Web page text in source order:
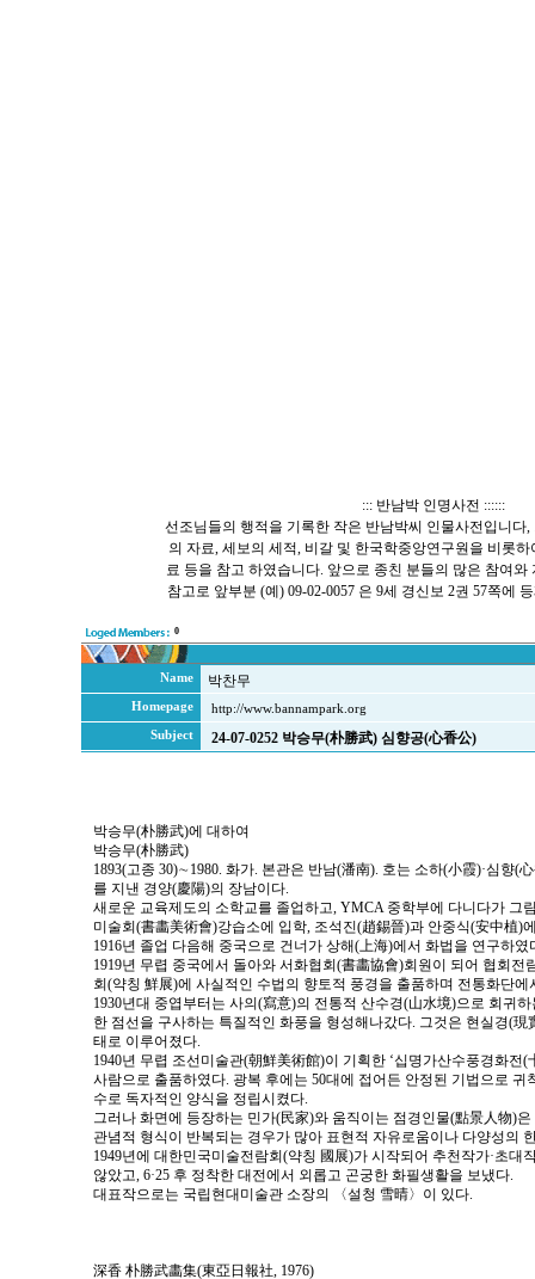
::: 반남박 인명사전 ::::::
선조님들의 행적을 기록한 작은 반남박씨 인물사전입니다
의 자료, 세보의 세적, 비갈 및 한국학중앙연구원을 비롯
료 등을 참고 하였습니다. 앞으로 종친 분들의 많은 참여와
참고로 앞부분 (예) 09-02-0057 은 9세 경신보 2권 57쪽에
0
Name 박찬무
Homepage
http://www.bannampark.org
Subject
24-07-0252 박승무(朴勝武) 심향공(心香公)
박승무(朴勝武)에 대하여
박승무(朴勝武)
1893(고종 30)∼1980. 화가. 본관은 반남(潘南). 호는 소하(小霞)·심향(
를 지낸 경양(慶陽)의 장남이다.
새로운 교육제도의 소학교를 졸업하고, YMCA 중학부에 다니다가 그
미술회(書畵美術會)강습소에 입학, 조석진(趙錫晉)과 안중식(安中植)
1916년 졸업 다음해 중국으로 건너가 상해(上海)에서 화법을 연구하였
1919년 무렵 중국에서 돌아와 서화협회(書畵協會)회원이 되어 협회전
회(약칭 鮮展)에 사실적인 수법의 향토적 풍경을 출품하며 전통화단에
1930년대 중엽부터는 사의(寫意)의 전통적 산수경(山水境)으로 회귀
한 점선을 구사하는 특질적인 화풍을 형성해나갔다. 그것은 현실경(
태로 이루어졌다.
1940년 무렵 조선미술관(朝鮮美術館)이 기획한 ‘십명가산수풍경화전
사람으로 출품하였다. 광복 후에는 50대에 접어든 안정된 기법으로 귀
수로 독자적인 양식을 정립시켰다.
그러나 화면에 등장하는 민가(民家)와 움직이는 점경인물(點景人物)
관념적 형식이 반복되는 경우가 많아 표현적 자유로움이나 다양성의
1949년에 대한민국미술전람회(약칭 國展)가 시작되어 추천작가·초대
않았고, 6·25 후 정착한 대전에서 외롭고 곤궁한 화필생활을 보냈다.
대표작으로는 국립현대미술관 소장의 〈설청 雪晴〉이 있다.
深香 朴勝武畵集(東亞日報社, 1976)